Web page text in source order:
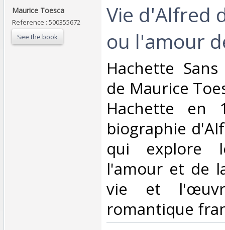
‎Maurice Toesca‎
Reference : 500355672
See the book
‎Vie d'Alfred
ou l'amour
‎Hachette
de Maurice
Hachette en
biographie
qui explore
l'amour et de
vie et
romantique